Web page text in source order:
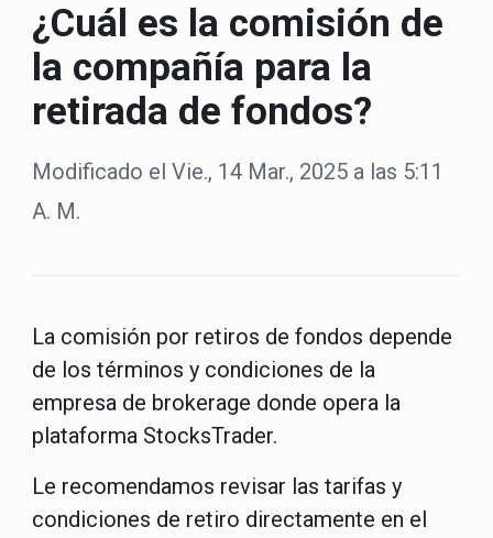
¿Cuál es la comisión de
la compañía para la
retirada de fondos?
Modificado el Vie., 14 Mar., 2025 a las 5:11
A. M.
La comisión por retiros de fondos depende
de los términos y condiciones de la
empresa de brokerage donde opera la
plataforma StocksTrader.
Le recomendamos revisar las tarifas y
condiciones de retiro directamente en el